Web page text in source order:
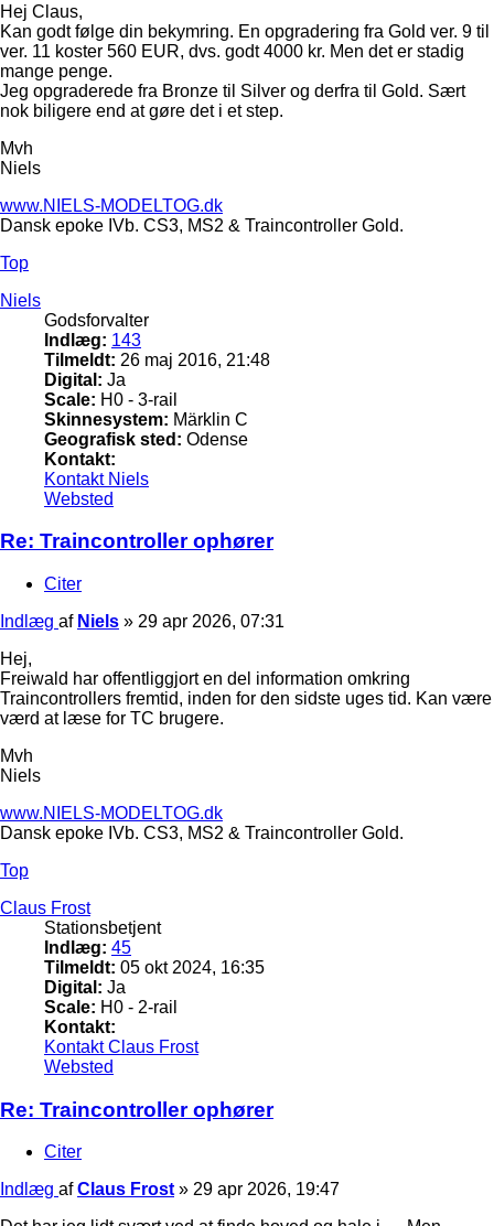
Hej Claus,
Kan godt følge din bekymring. En opgradering fra Gold ver. 9 til
ver. 11 koster 560 EUR, dvs. godt 4000 kr. Men det er stadig
mange penge.
Jeg opgraderede fra Bronze til Silver og derfra til Gold. Sært
nok biligere end at gøre det i et step.
Mvh
Niels
www.NIELS-MODELTOG.dk
Dansk epoke IVb. CS3, MS2 & Traincontroller Gold.
Top
Niels
Godsforvalter
Indlæg: 143
Tilmeldt: 26 maj 2016, 21:48
Digital: Ja
Scale: H0 - 3-rail
Skinnesystem: Märklin C
Geografisk sted: Odense
Kontakt:
Kontakt Niels
Websted
Re: Traincontroller ophører
Citer
Indlæg af Niels » 29 apr 2026, 07:31
Hej,
Freiwald har offentliggjort en del information omkring
Traincontrollers fremtid, inden for den sidste uges tid. Kan være
værd at læse for TC brugere.
Mvh
Niels
www.NIELS-MODELTOG.dk
Dansk epoke IVb. CS3, MS2 & Traincontroller Gold.
Top
Claus Frost
Stationsbetjent
Indlæg: 45
Tilmeldt: 05 okt 2024, 16:35
Digital: Ja
Scale: H0 - 2-rail
Kontakt:
Kontakt Claus Frost
Websted
Re: Traincontroller ophører
Citer
Indlæg afClaus Frost » 29 apr 2026, 19:47